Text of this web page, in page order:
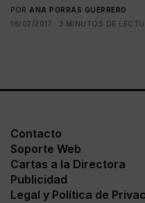
POR ANA PORRAS GUERRERO
16/07/2017
3 MINUTOS DE
Contacto
Soporte Web
Cartas a la Directora
Publicidad
Legal y Política de